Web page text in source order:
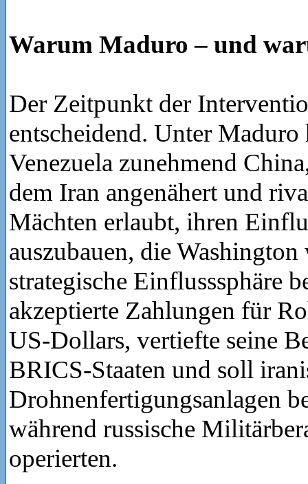
Warum Maduro – und
Der Zeitpunkt der
entscheidend. Unter Maduro
Venezuela zunehmend
dem Iran angenähert und
Mächten erlaubt, ihren
auszubauen, die
strategische Einflusssphäre
akzeptierte Zahlungen für
US-Dollars, vertiefte seine
BRICS-Staaten und soll
Drohnenfertigungsanlagen
während russische
operierten.